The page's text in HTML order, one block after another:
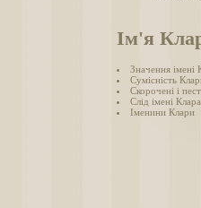
Ім'я
Значення імені
Сумісність
Скорочені і
Слід імені Клара
Іменини Клари